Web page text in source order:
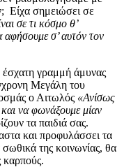
Είχα σημειώσει σε
σε τι κόσμο θ’
αφήσουμε σ’ αυτόν τον
έσχατη γραμμή άμυνας
Μεγάλη του
ο Αιτωλός «Ανίσως
να φωνάξουμε μίαν
τα παιδιά σας.
και προφυλάσσει τα
της κοινωνίας, θα
καρπούς.